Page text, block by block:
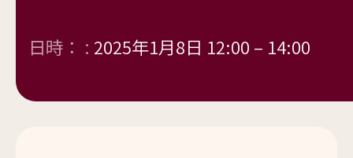
日時： : 2025年1月8日 12:00 – 14:00